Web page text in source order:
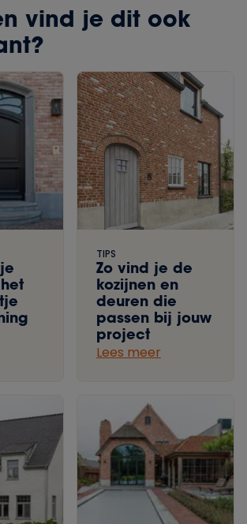
vind je dit ook
TIPS
Zo vind je de
kozijnen en
deuren die
passen bij jouw
project
Lees meer